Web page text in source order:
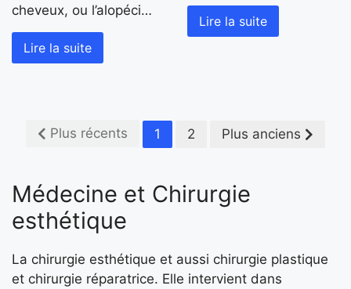
cheveux, ou l’alopéci…
Lire la suite
Lire la suite
Plus récents 1 2 Plus anciens
Médecine et Chirurgie
esthétique
La chirurgie esthétique et aussi chirurgie plastique
et chirurgie réparatrice. Elle intervient dans